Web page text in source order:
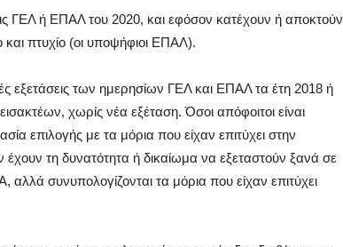
ΓΕΛ ή ΕΠΑΛ του 2020, και εφόσον κατέχουν ή αποκτούν
πτυχίο (οι υποψήφιοι ΕΠΑΛ).
εξετάσεις των ημερησίων ΓΕΛ και ΕΠΑΛ τα έτη 2018 ή
χωρίς νέα εξέταση. Όσοι απόφοιτοι είναι
επιλογής με τα μόρια που είχαν επιτύχει στην
έχουν τη δυνατότητα ή δικαίωμα να εξεταστούν ξανά σε
συνυπολογίζονται τα μόρια που είχαν επιτύχει